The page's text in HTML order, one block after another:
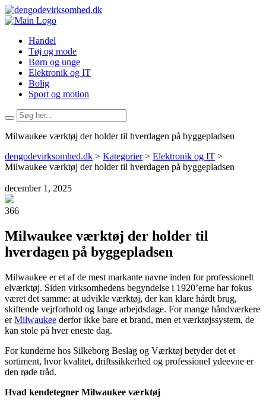
Handel
Tøj og mode
Børn og unge
Elektronik og IT
Bolig
Sport og motion
Milwaukee værktøj der holder til hverdagen på byggepladsen
dengodevirksomhed.dk > Kategorier> Elektronik og IT >
Milwaukee værktøj der holder til hverdagen på byggepladsen
december 1, 2025
366
Milwaukee værktøj der holder til
hverdagen på byggepladsen
Milwaukee er et af de mest markante navne inden for professionelt
elværktøj. Siden virksomhedens begyndelse i 1920’erne har fokus
været det samme: at udvikle værktøj, der kan klare hårdt brug,
skiftende vejrforhold og lange arbejdsdage. For mange håndværkere
erMilwaukee derfor ikke bare et brand, men et værktøjssystem, de
kan stole på hver eneste dag.
For kunderne hos Silkeborg Beslag og Værktøj betyder det et
sortiment, hvor kvalitet, driftssikkerhed og professionel ydeevne er
den røde tråd.
Hvad kendetegner Milwaukee værktøj